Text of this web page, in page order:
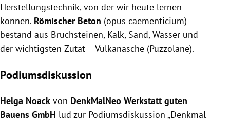
Herstellungstechnik, von der wir heute lernen
können. Römischer Beton (opus caementicium)
bestand aus Bruchsteinen, Kalk, Sand, Wasser und –
der wichtigsten Zutat – Vulkanasche (Puzzolane).
Podiumsdiskussion
Helga Noack von DenkMalNeo Werkstatt guten
Bauens GmbH lud zur Podiumsdiskussion „Denkmal